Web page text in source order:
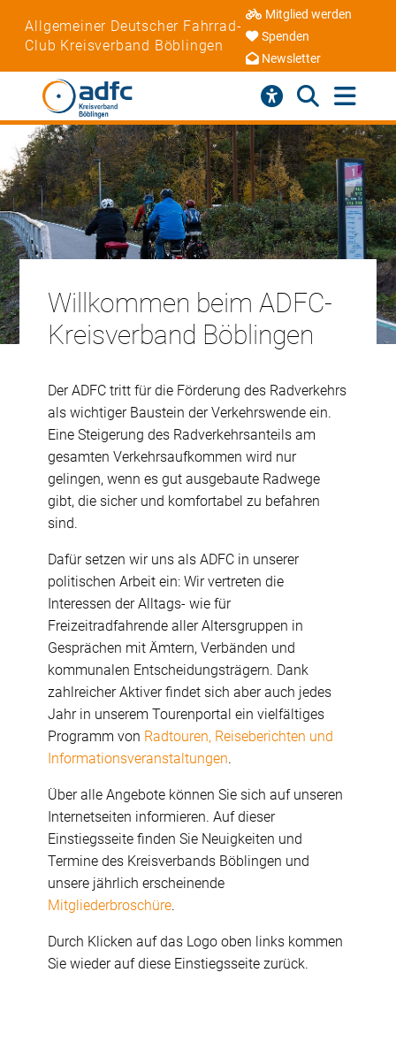
Allgemeiner Deutscher Fahrrad-
Club Kreisverband Böblingen
Mitglied werden
Spenden
Newsletter
Willkommen beim ADFC-
Kreisverband Böblingen
Der ADFC tritt für die Förderung des Radverkehrs
als wichtiger Baustein der Verkehrswende ein.
Eine Steigerung des Radverkehrsanteils am
gesamten Verkehrsaufkommen wird nur
gelingen, wenn es gut ausgebaute Radwege
gibt, die sicher und komfortabel zu befahren
sind.
Dafür setzen wir uns als ADFC in unserer
politischen Arbeit ein: Wir vertreten die
Interessen der Alltags- wie für
Freizeitradfahrende aller Altersgruppen in
Gesprächen mit Ämtern, Verbänden und
kommunalen Entscheidungsträgern. Dank
zahlreicher Aktiver findet sich aber auch jedes
Jahr in unserem Tourenportal ein vielfältiges
Programm von Radtouren, Reiseberichten und
Informationsveranstaltungen.
Über alle Angebote können Sie sich auf unseren
Internetseiten informieren. Auf dieser
Einstiegsseite finden Sie Neuigkeiten und
Termine des Kreisverbands Böblingen und
unsere jährlich erscheinende
Mitgliederbroschüre.
Durch Klicken auf das Logo oben links kommen
Sie wieder auf diese Einstiegsseite zurück.